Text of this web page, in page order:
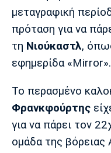
Πολιτισμός
Τραγούδια
Cine Spot
Running
Media
Παρασκήνιο
Πρόγραμμα TV
Ιωνικός
Μπαρτσελόνα
μεταγραφική
πρόταση για να
τη Νιούκαστλ,
εφημερίδα «Mirror».
Το περασμένο
Φρανκφούρτης
για να πάρει τον
ομάδα της βόρειας